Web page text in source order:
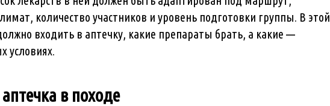
количество участников и уровень подготовки группы. В этой
входить в аптечку, какие препараты брать, а какие —
условиях.
в походе